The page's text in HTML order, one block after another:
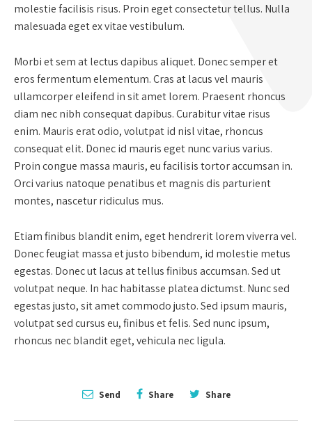
molestie facilisis risus. Proin eget consectetur tellus. Nulla
malesuada eget ex vitae vestibulum.
Morbi et sem at lectus dapibus aliquet. Donec semper et
eros fermentum elementum. Cras at lacus vel mauris
ullamcorper eleifend in sit amet lorem. Praesent rhoncus
diam nec nibh consequat dapibus. Curabitur vitae risus
enim. Mauris erat odio, volutpat id nisl vitae, rhoncus
consequat elit. Donec id mauris eget nunc varius varius.
Proin congue massa mauris, eu facilisis tortor accumsan in.
Orci varius natoque penatibus et magnis dis parturient
montes, nascetur ridiculus mus.
Etiam finibus blandit enim, eget hendrerit lorem viverra vel.
Donec feugiat massa et justo bibendum, id molestie metus
egestas. Donec ut lacus at tellus finibus accumsan. Sed ut
volutpat neque. In hac habitasse platea dictumst. Nunc sed
egestas justo, sit amet commodo justo. Sed ipsum mauris,
volutpat sed cursus eu, finibus et felis. Sed nunc ipsum,
rhoncus nec blandit eget, vehicula nec ligula.
Send Share Share